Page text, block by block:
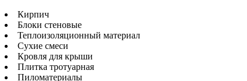
Кирпич
Блоки стеновые
Теплоизоляционный материал
Сухие смеси
Кровля для крыши
Плитка тротуарная
Пиломатериалы